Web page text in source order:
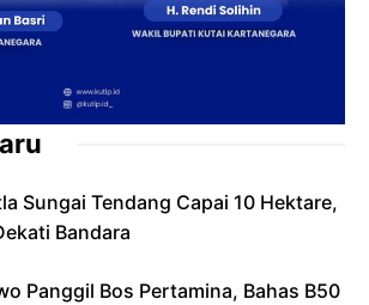
Sungai Tendang Capai 10 Hektare,
Bandara
Panggil Bos Pertamina, Bahas B50